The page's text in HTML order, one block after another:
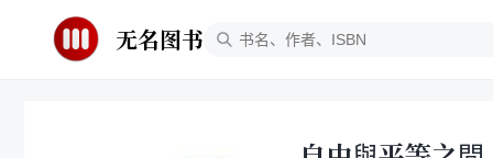
无名图书